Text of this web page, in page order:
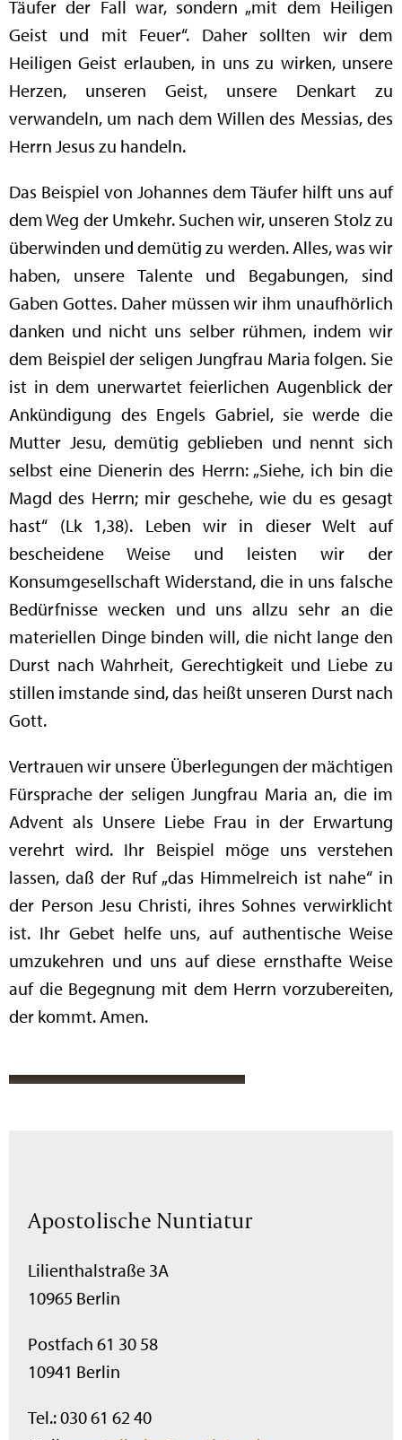
Täufer der Fall war, sondern „mit dem Heiligen
Geist und mit Feuer“. Daher sollten wir dem
Heiligen Geist erlauben, in uns zu wirken, unsere
Herzen, unseren Geist, unsere Denkart zu
verwandeln, um nach dem Willen des Messias, des
Herrn Jesus zu handeln.
Das Beispiel von Johannes dem Täufer hilft uns auf
dem Weg der Umkehr. Suchen wir, unseren Stolz zu
überwinden und demütig zu werden. Alles, was wir
haben, unsere Talente und Begabungen, sind
Gaben Gottes. Daher müssen wir ihm unaufhörlich
danken und nicht uns selber rühmen, indem wir
dem Beispiel der seligen Jungfrau Maria folgen. Sie
ist in dem unerwartet feierlichen Augenblick der
Ankündigung des Engels Gabriel, sie werde die
Mutter Jesu, demütig geblieben und nennt sich
selbst eine Dienerin des Herrn: „Siehe, ich bin die
Magd des Herrn; mir geschehe, wie du es gesagt
hast“ (Lk 1,38). Leben wir in dieser Welt auf
bescheidene Weise und leisten wir der
Konsumgesellschaft Widerstand, die in uns falsche
Bedürfnisse wecken und uns allzu sehr an die
materiellen Dinge binden will, die nicht lange den
Durst nach Wahrheit, Gerechtigkeit und Liebe zu
stillen imstande sind, das heißt unseren Durst nach
Gott.
Vertrauen wir unsere Überlegungen der mächtigen
Fürsprache der seligen Jungfrau Maria an, die im
Advent als Unsere Liebe Frau in der Erwartung
verehrt wird. Ihr Beispiel möge uns verstehen
lassen, daß der Ruf „das Himmelreich ist nahe“ in
der Person Jesu Christi, ihres Sohnes verwirklicht
ist. Ihr Gebet helfe uns, auf authentische Weise
umzukehren und uns auf diese ernsthafte Weise
auf die Begegnung mit dem Herrn vorzubereiten,
der kommt. Amen.
Apostolische Nuntiatur
Lilienthalstraße 3A
10965 Berlin
Postfach 61 30 58
10941 Berlin
Tel.: 030 61 62 40